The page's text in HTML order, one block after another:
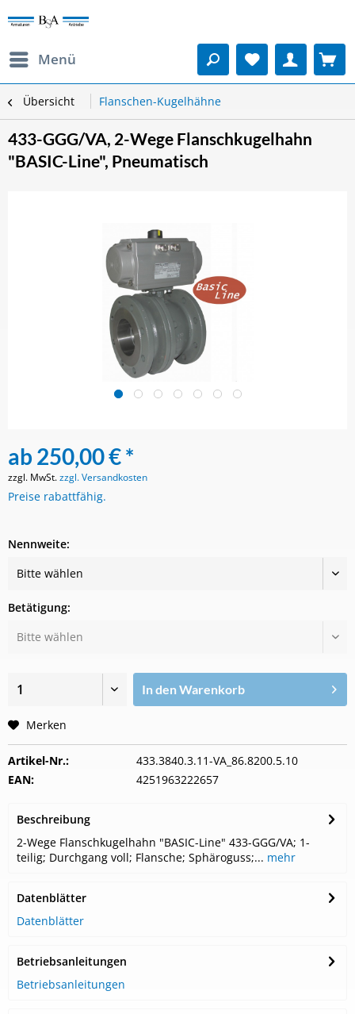
Menü
Übersicht Flanschen-Kugelhähne
433-GGG/VA, 2-Wege Flanschkugelhahn
"BASIC-Line", Pneumatisch
ab 250,00 € *
zzgl. MwSt.zzgl. Versandkosten
Preise rabattfähig.
Nennweite:
Betätigung:
In denWarenkorb
Merken
Artikel-Nr.:
433.3840.3.11-VA_86.8200.5.10
EAN:
4251963222657
Beschreibung
2-Wege Flanschkugelhahn "BASIC-Line" 433-GGG/VA; 1-
teilig; Durchgang voll; Flansche; Sphäroguss;... mehr
Datenblätter
Datenblätter
Betriebsanleitungen
Betriebsanleitungen